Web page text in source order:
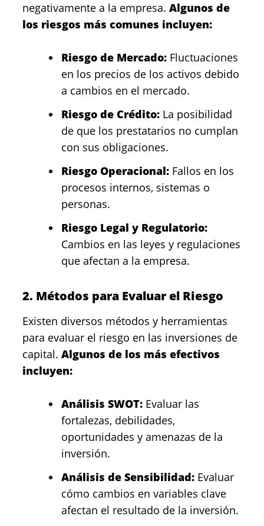
negativamente a la empresa. Algunos de
los riesgos más comunes incluyen:
Riesgo de Mercado: Fluctuaciones
en los precios de los activos debido
a cambios en el mercado.
Riesgo de Crédito: La posibilidad
de que los prestatarios no cumplan
con sus obligaciones.
Riesgo Operacional: Fallos en los
procesos internos, sistemas o
personas.
Riesgo Legal y Regulatorio:
Cambios en las leyes y regulaciones
que afectan a la empresa.
2. Métodos para Evaluar el Riesgo
Existen diversos métodos y herramientas
para evaluar el riesgo en las inversiones de
capital. Algunos de los más efectivos
incluyen:
Análisis SWOT: Evaluar las
fortalezas, debilidades,
oportunidades y amenazas de la
inversión.
Análisis de Sensibilidad: Evaluar
cómo cambios en variables clave
afectan el resultado de la inversión.